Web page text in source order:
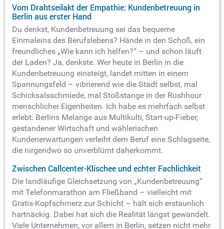
Vom Drahtseilakt der Empathie: Kundenbetreuung in
Berlin aus erster Hand
Du denkst, Kundenbetreuung sei das bequeme
Einmaleins des Berufslebens? Hände in den Schoß, ein
freundliches „Wie kann ich helfen?“ – und schon läuft
der Laden? Ja, denkste. Wer heute in Berlin in die
Kundenbetreuung einsteigt, landet mitten in einem
Spannungsfeld – vibrierend wie die Stadt selbst, mal
Schicksalsschmiede, mal Stoßstange in der Rushhour
menschlicher Eigenheiten. Ich habe es mehrfach selbst
erlebt: Berlins Melange aus Multikulti, Start-up-Fieber,
gestandener Wirtschaft und wählerischen
Kundenerwartungen verleiht dem Beruf eine Schlagseite,
die nirgendwo so unverblümt daherkommt.
Zwischen Callcenter-Klischee und echter Fachlichkeit
Die landläufige Gleichsetzung von „Kundenbetreuung“
mit Telefonmarathon am Fließband – vielleicht mit
Gratis-Kopfschmerz zur Schicht – hält sich erstaunlich
hartnäckig. Dabei hat sich die Realität längst gewandelt.
Viele Unternehmen, vor allem in Berlin, setzen nicht mehr